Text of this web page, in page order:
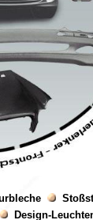
Design-